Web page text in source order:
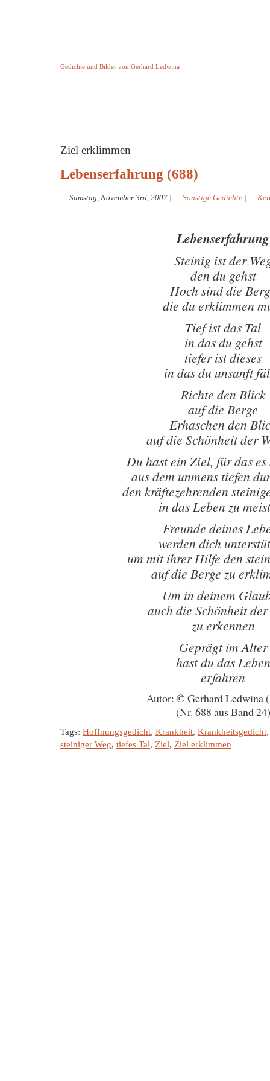
Gedichte und Bilder von Gerhard Ledwina
Ziel erklimmen
Lebenserfahrung (688)
Samstag, November 3rd, 2007 | Sonstige Gedichte |
Lebenserfahrung
Steinig ist der
den du gehst
Hoch sind die
die du erklimmen
Tief ist das Tal
in das du gehst
tiefer ist dieses
in das du unsanft
Richte den Blick
auf die Berge
Erhaschen den
auf die Schönheit der
Du hast ein Ziel, für das
aus dem unmens tiefen
den kräftezehrenden
in das Leben zu
Freunde deines
werden dich
um mit ihrer Hilfe den
auf die Berge zu
Um in deinem
auch die Schönheit
zu erkennen
Geprägt im Alter
hast du das Leben
erfahren
Autor: © Gerhard Ledwina
(Nr. 688 aus Band 24)
Tags: Hoffnungsgedicht, Krankheit, Krankheitsgedicht
steiniger Weg, tiefes Tal, Ziel, Ziel erklimmen